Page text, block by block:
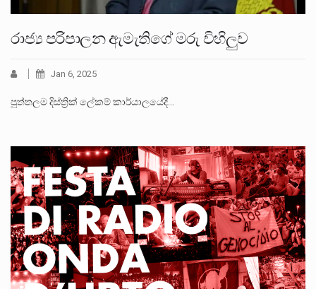
රාජ්‍ය පරිපාලන ඇමැතිගේ මරු විහිලුව
Jan 6, 2025
පුත්තලම දිස්ත්‍රික් ලේකම් කාර්යාලයේදී…